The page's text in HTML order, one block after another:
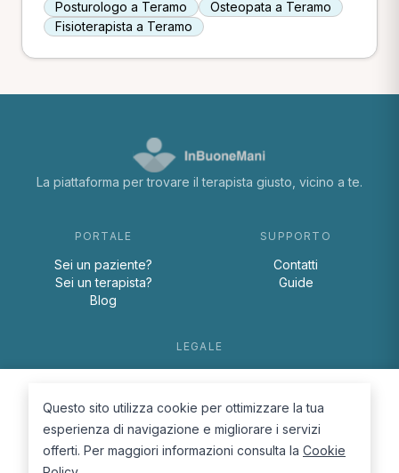
Posturologo a Teramo
Osteopata a Teramo
Fisioterapista a Teramo
La piattaforma per trovare il terapista giusto, vicino a te.
PORTALE
Sei un paziente?
Sei un terapista?
Blog
SUPPORTO
Contatti
Guide
LEGALE
Cookie Policy
Questo sito utilizza cookie per ottimizzare la tua
esperienza di navigazione e migliorare i servizi
offerti. Per maggiori informazioni consulta la Cookie